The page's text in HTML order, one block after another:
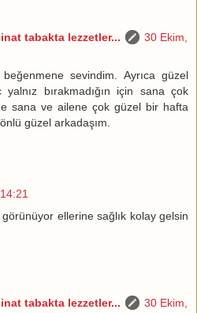
tabakta lezzetler...
30 Ekim,
sevindim. Ayrıca güzel
bırakmadığın için sana çok
sana ve ailene çok güzel bir hafta
güzel arkadaşım.
ellerine sağlık kolay gelsin
tabakta lezzetler...
30 Ekim,